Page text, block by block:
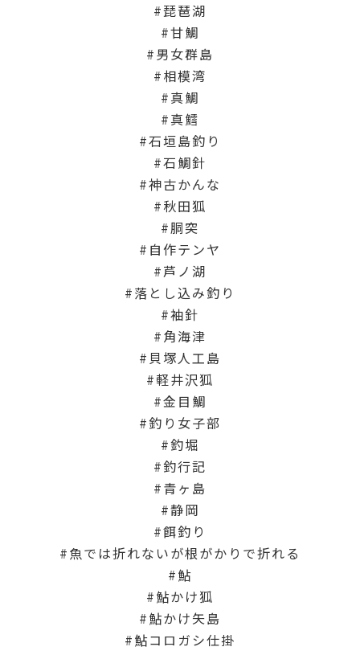
琵琶湖
甘鯛
男女群島
相模湾
真鯛
真鱈
石垣島釣り
石鯛針
神古かんな
秋田狐
胴突
自作テンヤ
芦ノ湖
落とし込み釣り
袖針
角海津
貝塚人工島
軽井沢狐
金目鯛
釣り女子部
釣堀
釣行記
青ヶ島
静岡
餌釣り
魚では折れないが根がかりで折れる
鮎
鮎かけ狐
鮎かけ矢島
鮎コロガシ仕掛